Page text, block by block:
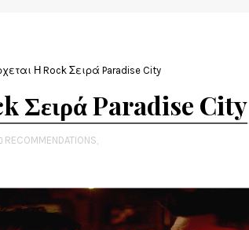
Η Rock Σειρά Paradise City
Σειρά Paradise City
RECOMMENDATIONS,